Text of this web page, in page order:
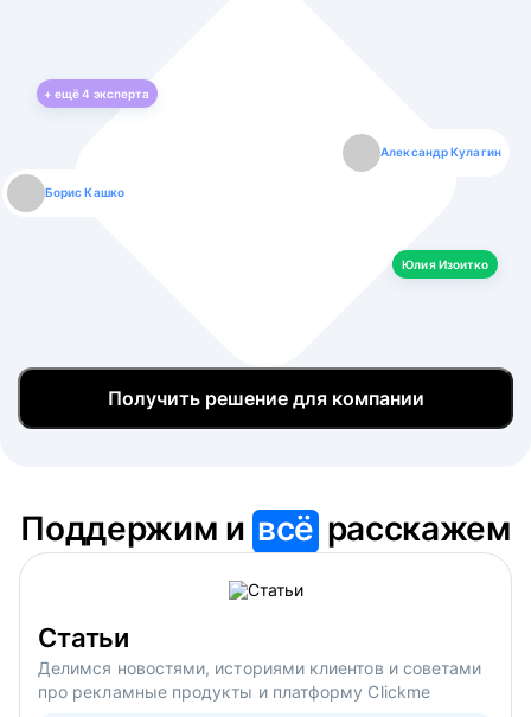
+ ещё4 эксперта
Борис Кашко
Александр Кулагин
Юлия Изоитко
Юлия Изоитко
Даниил Макаров
Александр Кулагин
Екатерина Лазаренко
Даниил Макаров
Борис Кашко
Екатерина Лазаренко
Юлия Изоитко
Получить решение для компании
Поддержим ивсё расскажем
Статьи
Делимся новостями, историями клиентов и советами
про рекламные продукты и платформу Clickme